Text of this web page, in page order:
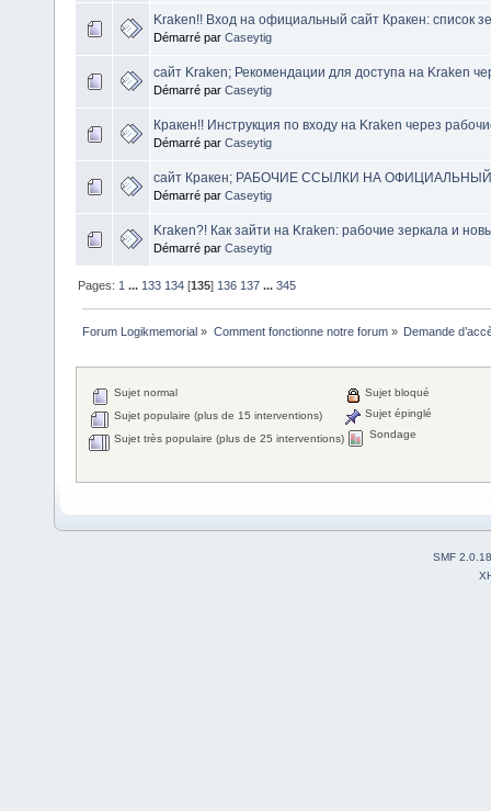
Kraken!! Вход на официальный сайт Кракен: список
Démarré par Caseytig
сайт Kraken; Рекомендации для доступа на Kraken
Démarré par Caseytig
Кракен!! Инструкция по входу на Kraken через
Démarré par Caseytig
сайт Кракен; РАБОЧИЕ ССЫЛКИ НА ОФИЦИАЛЬНЫЙ
Démarré par Caseytig
Kraken?! Как зайти на Kraken: рабочие зеркала и
Démarré par Caseytig
Pages: 1 ... 133 134 [135] 136 137 ...345
Forum Logikmemorial » Comment fonctionne notre forum» Demande
Sujet normal
Sujet populaire (plus de 15 interventions)
Sujet très populaire (plus de 25 interventions)
Sujet bloqué
Sujet épinglé
Sondage
SMF 2.0.18